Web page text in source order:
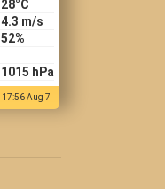
28°C
4.3 m/s
52%
1015 hPa
17:56 Aug 7